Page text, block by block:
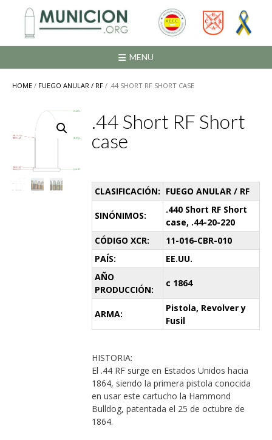
contenido
MENU
HOME / FUEGO ANULAR / RF / .44 SHORT RF SHORT CASE
.44 Short RF Short
case
CLASIFICACIÓN: FUEGO ANULAR / RF
SINÓNIMOS:
.440 Short RF Short
case, .44-20-220
CÓDIGO XCR:
11-016-CBR-010
PAÍS:
EE.UU.
AÑO
PRODUCCIÓN:
c 1864
ARMA:
Pistola, Revolver y
Fusil
HISTORIA:
El .44 RF surge en Estados Unidos hacia
1864, siendo la primera pistola conocida
en usar este cartucho la Hammond
Bulldog, patentada el 25 de octubre de
1864.